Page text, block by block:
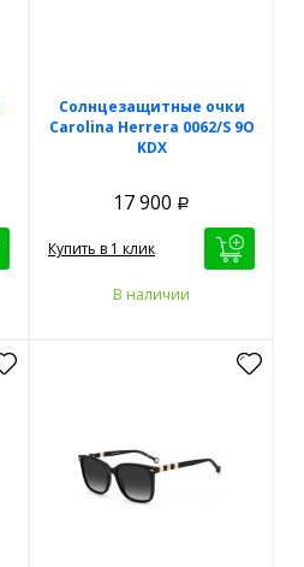
Солнцезащитные очки
Carolina Herrera 0062/S 9O
KDX
17 900 Р
Купить в 1 клик
В наличии